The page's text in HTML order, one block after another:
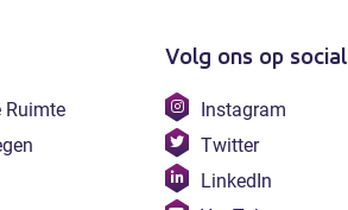
Ruimte
Volg ons op social
Bezoek
onze
instagram
Instagram
Bezoek
onze
Twitter
Bezoek
LinkedIn